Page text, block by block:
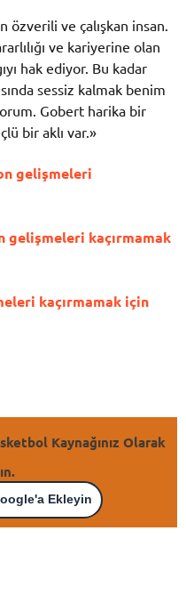
özverili ve çalışkan insan.
ve kariyerine olan
hak ediyor. Bu kadar
sessiz kalmak benim
Gobert harika bir
bir aklı var.»
gelişmeleri
gelişmeleri kaçırmamak
kaçırmamak için
Kaynağınız Olarak
Ekleyin